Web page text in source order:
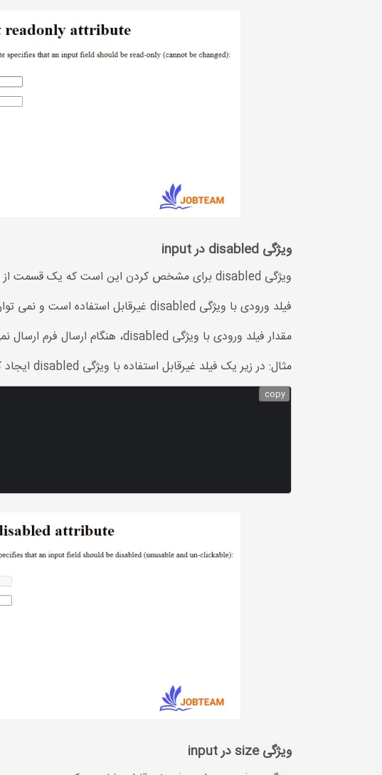
ویژگی disabled در input
ویژگی disabled برای مشخص کردن این است که یک قسمت از ورودی باید غیرفعال باشد.
فیلد ورودی با ویژگی disabled غیرقابل استفاده است و نمی توان روی آن کلیک کرد.
مقدار فیلد ورودی با ویژگی disabled، هنگام ارسال فرم ارسال نمی شود.
مثال: در زیر یک فیلد غیرقابل استفاده با ویژگی disabled ایجاد کرده ایم.
copy
ویژگی size در input